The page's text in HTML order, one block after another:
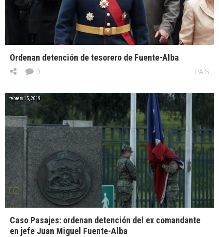
Ordenan detención de tesorero de Fuente-Alba
PAÍS
0
febrero 15, 2019
Caso Pasajes: ordenan detención del ex comandante
en jefe Juan Miguel Fuente-Alba